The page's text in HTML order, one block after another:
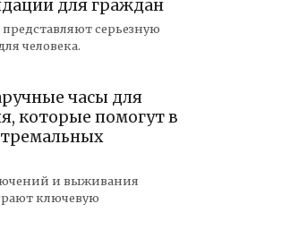
для граждан
серьезную
человека.
часы для
которые помогут в
и выживания
ключевую